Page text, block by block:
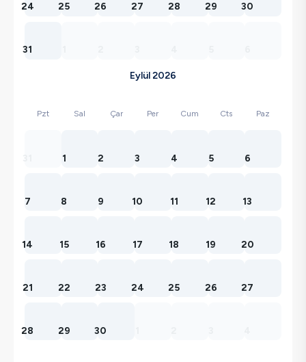
24 25 26 27 28 29 30
31
Eylül 2026
Pzt Sal Çar Per Cum Cts Paz
1 2 3 4 5 6
7 8 9 10 11 12 13
14 15 16 17 18 19 20
21 22 23 24 25 26 27
28 29 30